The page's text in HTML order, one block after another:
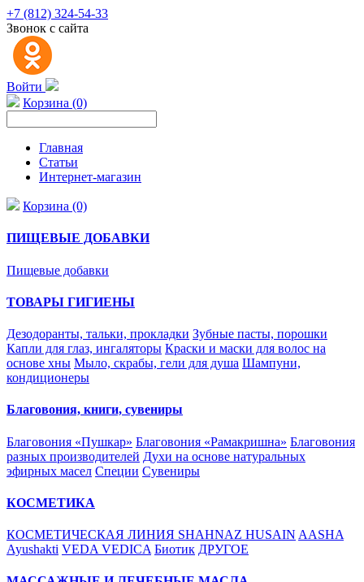
+7 (812) 324-54-33
Звонок с сайта
Войти
Корзина (0)
Главная
Статьи
Интернет-магазин
Корзина (0)
ПИЩЕВЫЕ ДОБАВКИ
Пищевые добавки
ТОВАРЫ ГИГИЕНЫ
Дезодоранты, тальки, прокладки Зубные пасты, порошки
Капли для глаз, ингаляторы Краски и маски для волос на
основе хны Мыло, скрабы, гели для душа Шампуни,
кондиционеры
Благовония, книги, сувениры
Благовония «Пушкар» Благовония «Рамакришна» Благовония
разных производителей Духи на основе натуральных
эфирных масел Специи Сувениры
КОСМЕТИКА
КОСМЕТИЧЕСКАЯ ЛИНИЯ SHAHNAZ HUSAIN AASHA
Ayushakti VEDA VEDICA Биотик ДРУГОЕ